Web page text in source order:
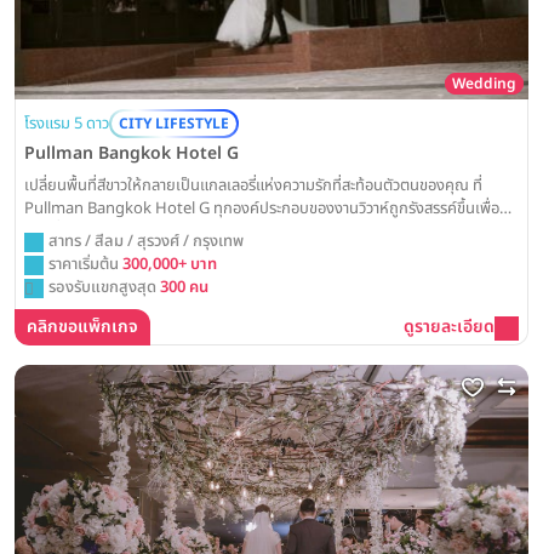
Wedding
โรงแรม 5 ดาว CITY LIFESTYLE
Pullman Bangkok Hotel G
เปลี่ยนพื้นที่สีขาวให้กลายเป็นแกลเลอรี่แห่งความรักที่สะท้อนตัวตนของคุณ ที่
Pullman Bangkok Hotel G ทุกองค์ประกอบของงานวิวาห์ถูกรังสรรค์ขึ้นเพื่อ
คู่รักที่มีสไตล์โดดเด่น ด้วยห้องบอลรูมดีไซน์มินิมอลอันเป็นเอกลักษณ์ใจกลางสีลม
พร้อมมอบประสบการณ์การเฉลิมฉลองที่ทันสมัยและน่าจดจำที่สุด
สาทร / สีลม / สุรวงศ์ / กรุงเทพ
ราคาเริ่มต้น 300,000+ บาท
รองรับแขกสูงสุด 300 คน
คลิกขอแพ็กเกจ ดูรายละเอียด